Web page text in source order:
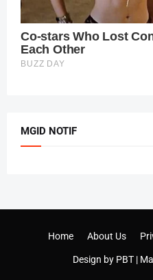
MGID NOTIF
Design by PBT|
Home About Us